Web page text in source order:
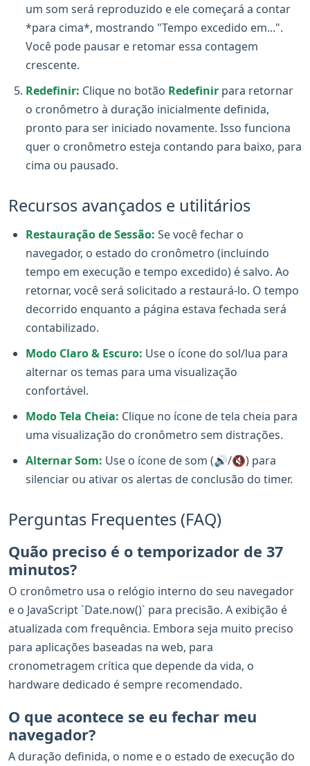
um som será reproduzido e ele começará a contar
*para cima*, mostrando "Tempo excedido em...".
Você pode pausar e retomar essa contagem
crescente.
Redefinir: Clique no botão Redefinir para retornar
o cronômetro à duração inicialmente definida,
pronto para ser iniciado novamente. Isso funciona
quer o cronômetro esteja contando para baixo, para
cima ou pausado.
Recursos avançados e utilitários
Restauração de Sessão: Se você fechar o
navegador, o estado do cronômetro (incluindo
tempo em execução e tempo excedido) é salvo. Ao
retornar, você será solicitado a restaurá-lo. O tempo
decorrido enquanto a página estava fechada será
contabilizado.
Modo Claro & Escuro: Use o ícone do sol/lua para
alternar os temas para uma visualização
confortável.
Modo Tela Cheia: Clique no ícone de tela cheia para
uma visualização do cronômetro sem distrações.
Alternar Som: Use o ícone de som (🔊/🔇) para
silenciar ou ativar os alertas de conclusão do timer.
Perguntas Frequentes (FAQ)
Quão preciso é o temporizador de 37
minutos?
O cronômetro usa o relógio interno do seu navegador
e o JavaScript `Date.now()` para precisão. A exibição é
atualizada com frequência. Embora seja muito preciso
para aplicações baseadas na web, para
cronometragem crítica que depende da vida, o
hardware dedicado é sempre recomendado.
O que acontece se eu fechar meu
navegador?
A duração definida, o nome e o estado de execução do